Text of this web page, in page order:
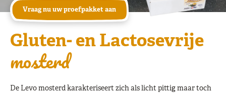
Vraag nu uw proefpakket aan
Gluten- en Lactosevrije
mosterd
De Levo mosterd karakteriseert zich als licht pittig maar toch